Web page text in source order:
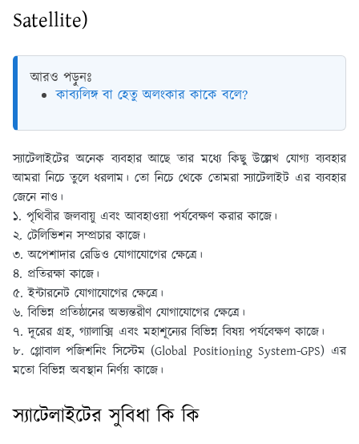
Satellite)
আরও পড়ুনঃ
কাব্যলিঙ্গ বা হেতু অলংকার কাকে বলে?
স্যাটেলাইটের অনেক ব্যবহার আছে তার মধ্যে কিছু উল্লেখ যোগ্য ব্যবহার
আমরা নিচে তুলে ধরলাম। তো নিচে থেকে তোমরা স্যাটেলাইট এর ব্যবহার
জেনে নাও।
১. পৃথিবীর জলবায়ু এবং আবহাওয়া পর্যবেক্ষণ করার কাজে।
২. টেলিভিশন সম্প্রচার কাজে।
৩. অপেশাদার রেডিও যােগাযােগের ক্ষেত্রে।
৪. প্রতিরক্ষা কাজে।
৫. ইন্টারনেট যােগাযােগের ক্ষেত্রে।
৬. বিভিন্ন প্রতিষ্ঠানের অভ্যন্তরীণ যােগাযােগের ক্ষেত্রে।
৭. দূরের গ্রহ, গ্যালাক্সি এবং মহাশূন্যের বিভিন্ন বিষয় পর্যবেক্ষণ কাজে।
৮. গ্লোবাল পজিশনিং সিস্টেম (Global Positioning System-GPS) এর
মতাে বিভিন্ন অবস্থান নির্ণয় কাজে।
স্যাটেলাইটের সুবিধা কি কি